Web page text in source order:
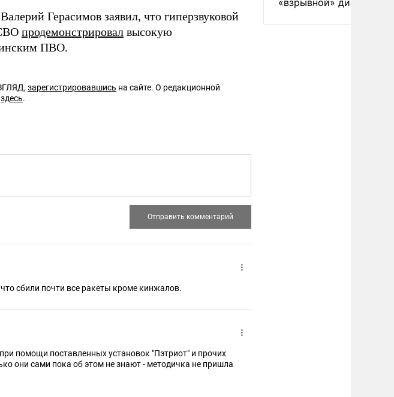
Герасимов заявил, что гиперзвуковой
продемонстрировал высокую
ПВО.
зарегистрировавшись на сайте. О редакционной
здесь.
сбили почти все ракеты кроме кинжалов.
помощи поставленных установок "Пэтриот" и прочих
«взрывной» диареи